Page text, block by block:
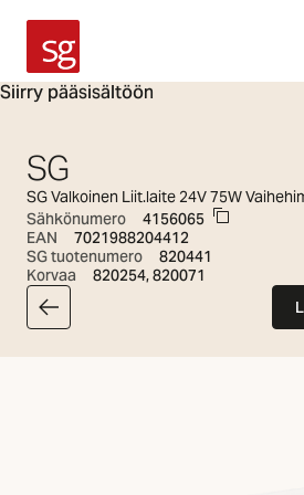
Siirry pääsisältöön
SG Armaturen
SG
SG Valkoinen Liit.laite 24V 75W
Sähkönumero
4156065
EAN
7021988204412
SG tuotenumero
820441
Korvaa
820254, 820071
Takaisin valikoimaan